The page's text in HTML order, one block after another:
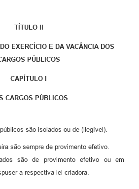
TÍTULO II
EXERCÍCIO E DA VACÂNCIA DOS
PÚBLICOS
CAPÍTULO I
CARGOS PÚBLICOS
são isolados ou de (ilegível).
são sempre de provimento efetivo.
são de provimento efetivo ou em
a respectiva lei criadora.